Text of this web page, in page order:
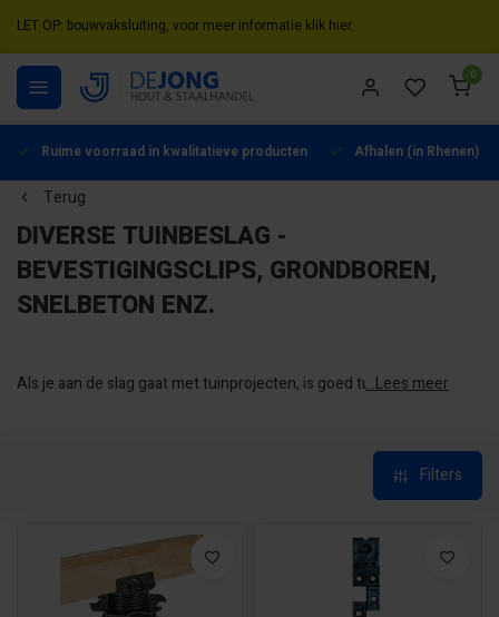
LET OP: bouwvaksluiting, voor meer informatie klik hier.
0
Ruime voorraad in kwalitatieve producten Afhalen (in Rhenen)
Terug
DIVERSE TUINBESLAG -
BEVESTIGINGSCLIPS, GRONDBOREN,
SNELBETON ENZ.
Als je aan de slag gaat met tuinprojecten, is goed tuinbeslag
...Lees meer
Filters